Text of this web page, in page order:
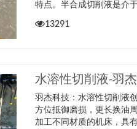
特点。半合成切削液是介
13291
水溶性切削液-羽
羽杰科技：水溶性切削液
方位抵御磨损，更长换油
加工不同材质的机床，具